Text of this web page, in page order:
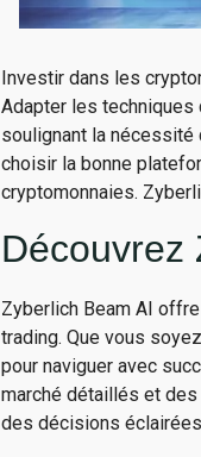
Investir dans les
Adapter les techniques
soulignant la
choisir la bonne
cryptomonnaies.
Découvrez
Zyberlich Beam AI
trading. Que vous
pour naviguer avec
marché détaillés et
des décisions